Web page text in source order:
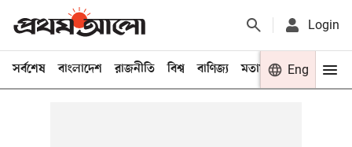
Login
সর্বশেষ বাংলাদেশ রাজনীতি বিশ্ব বাণিজ্য মতামত খেলা
Eng